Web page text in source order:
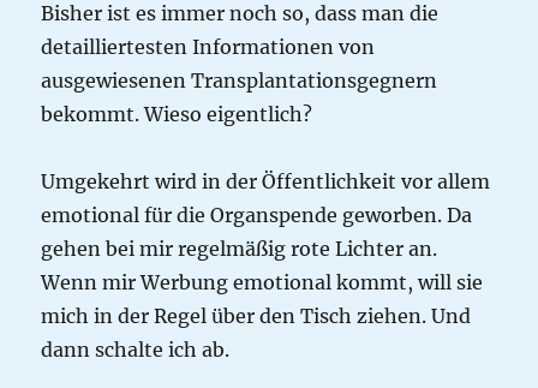
Bisher ist es immer noch so, dass man die
detailliertesten Informationen von
ausgewiesenen Transplantationsgegnern
bekommt. Wieso eigentlich?
Umgekehrt wird in der Öffentlichkeit vor allem
emotional für die Organspende geworben. Da
gehen bei mir regelmäßig rote Lichter an.
Wenn mir Werbung emotional kommt, will sie
mich in der Regel über den Tisch ziehen. Und
dann schalte ich ab.